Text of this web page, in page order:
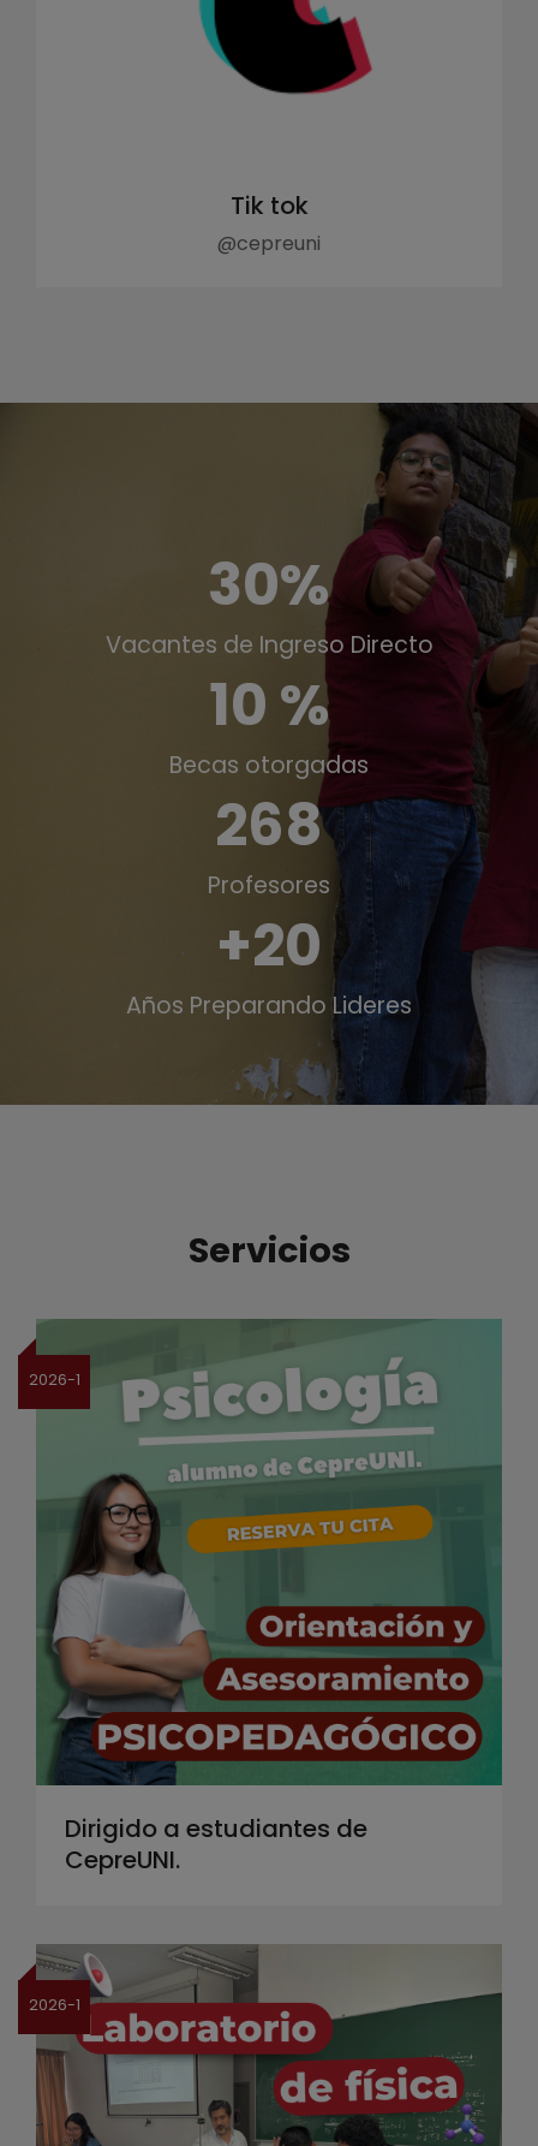
Tik tok
@cepreuni
30%
Vacantes de Ingreso Directo
10 %
Becas otorgadas
268
Profesores
+20
Años Preparando Lideres
Servicios
2026-1
Dirigido a estudiantes de
CepreUNI.
2026-1